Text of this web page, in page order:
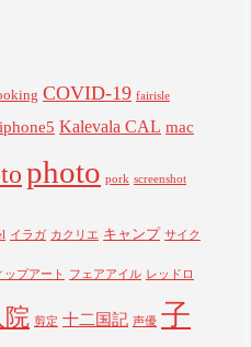
COVID-19 fairisle
iphone5 Kalevala CAL mac
photo pork screenshot
イラガ カクリエ キャンプ サイク
ップアート フェアアイル レッドロ
院 剪定 十二国記 声優 子